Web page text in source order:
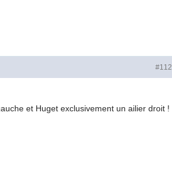
#112
et Huget exclusivement un ailier droit !